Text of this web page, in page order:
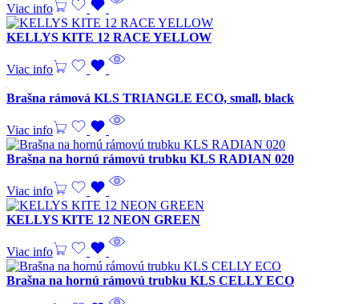
Viac info
KELLYS KITE 12 RACE YELLOW
Viac info
Brašna rámová KLS TRIANGLE ECO, small, black
Viac info
Brašna na hornú rámovú trubku KLS RADIAN 020
Viac info
KELLYS KITE 12 NEON GREEN
Viac info
Brašna na hornú rámovú trubku KLS CELLY ECO